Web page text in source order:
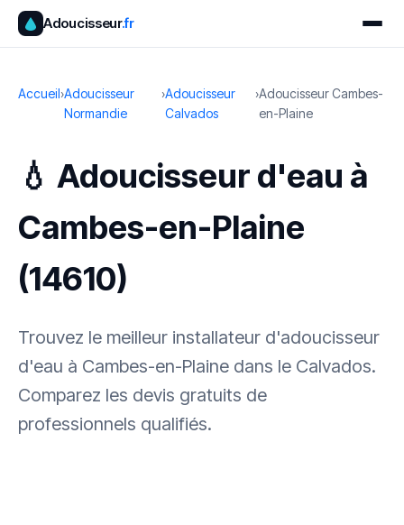
Adoucisseur.fr
Accueil›Adoucisseur
Normandie
›Adoucisseur
Calvados
›Adoucisseur Cambes-
en-Plaine
💧 Adoucisseur d'eau à
Cambes-en-Plaine
(14610)
Trouvez le meilleur installateur d'adoucisseur
d'eau à Cambes-en-Plaine dans le Calvados.
Comparez les devis gratuits de
professionnels qualifiés.